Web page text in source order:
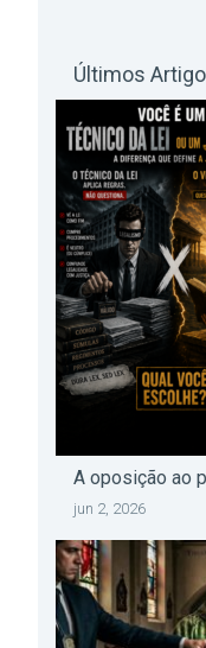
Últimos
A oposição ao
jun 2, 2026